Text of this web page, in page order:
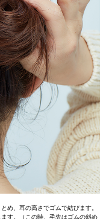
め、耳の高さでゴムで結びます。
す。（この時、毛先はゴムの斜め